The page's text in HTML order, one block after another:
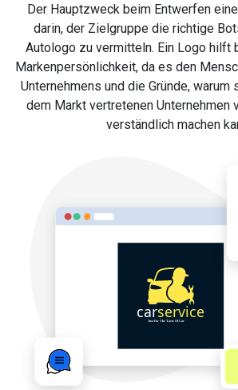
Der Hauptzweck beim Entwerfen
darin, der Zielgruppe die richtige
Autologo zu vermitteln. Ein Logo hilft
Markenpersönlichkeit, da es den
Unternehmens und die Gründe, warum
dem Markt vertretenen Unternehmen
verständlich machen